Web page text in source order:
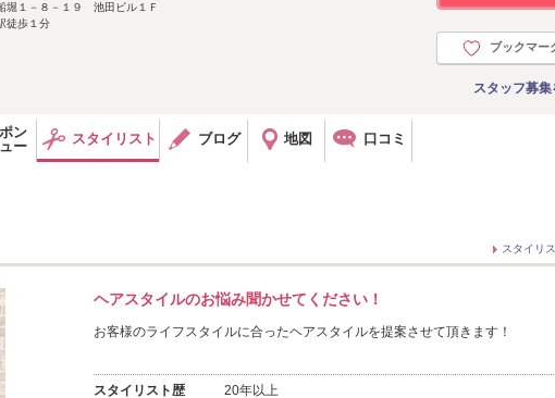
ブックマー
スタッフ募集
堀１－８－１９ 池田ビル１Ｆ
徒歩１分
ン
ー
スタイリスト ブログ 地図 口コミ
スタイリ
ヘアスタイルのお悩み聞かせてください！
お客様のライフスタイルに合ったヘアスタイルを提案させて頂きます！
スタイリスト歴 20年以上